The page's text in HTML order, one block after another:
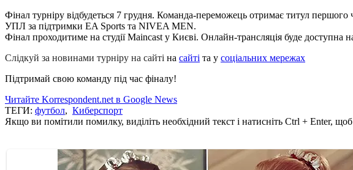
Фінал турніру відбудеться 7 грудня. Команда-переможець отримає титул першого
УПЛ за підтримки EA Sports та NIVEA MEN.
Фінал проходитиме на студії Maincast у Києві. Онлайн-трансляція буде доступна
Слідкуй за новинами турніру на сайті на сайті та у соціальних мережах
Підтримай свою команду під час фіналу!
Читайте Korrespondent.net в Google News
ТЕГИ: футбол, Киберспорт
Якщо ви помітили помилку, виділіть необхідний текст і натисніть Ctrl + Enter,